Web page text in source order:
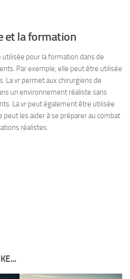
et la formation
pour la formation dans de
Par exemple, elle peut être utilisée
La vr permet aux chirurgiens de
un environnement réaliste sans
La vr peut également être utilisée
peut les aider à se préparer au combat
réalistes.